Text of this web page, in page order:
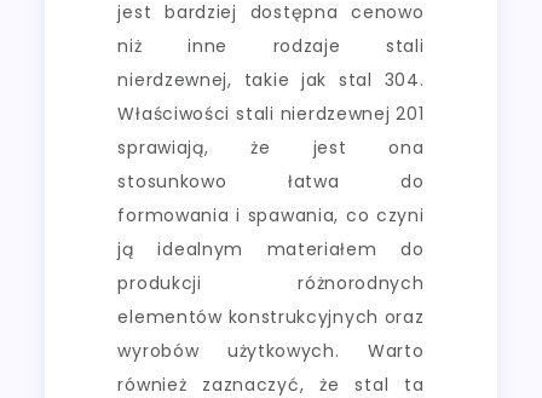
jest bardziej dostępna cenowo
niż inne rodzaje stali
nierdzewnej, takie jak stal 304.
Właściwości stali nierdzewnej 201
sprawiają, że jest ona
stosunkowo łatwa do
formowania i spawania, co czyni
ją idealnym materiałem do
produkcji różnorodnych
elementów konstrukcyjnych oraz
wyrobów użytkowych. Warto
również zaznaczyć, że stal ta